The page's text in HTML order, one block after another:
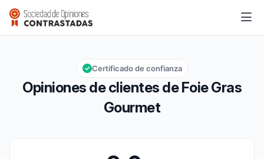
Foie Gras Gourmet
Calificación global: 9,6 de 10
9,6/10
Opiniones de clientes de Foie Gras
Gourmet
Certificado de confianza